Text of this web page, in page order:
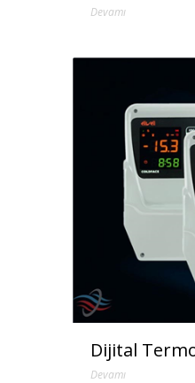
Devamı
Dijital
Devamı